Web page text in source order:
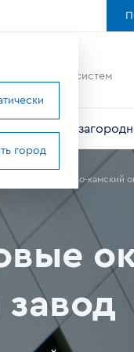
оконных систем
Для
Волжско-камский
город